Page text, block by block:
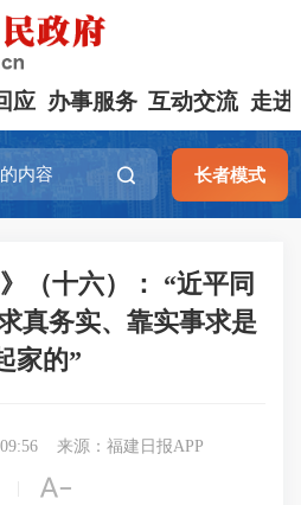
应 办事服务 互动交流 走进
长者模式
（十六）： “近平同
真务实、靠实事求是
家的”
来源：福建日报APP
